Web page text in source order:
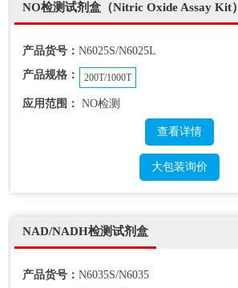
NO检测试剂盒（Nitric Oxide Assay Kit）
产品货号： N6025S/N6025L
产品规格：
200T/1000T
应用范围： NO检测
查看详情
大包装询价
NAD/NADH检测试剂盒
产品货号： N6035S/N6035